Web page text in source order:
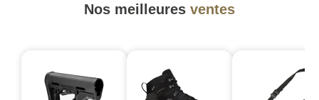
Nos meilleures ventes